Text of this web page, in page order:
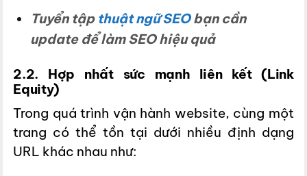
Tuyển tập thuật ngữ SEObạn cần
update để làm SEO hiệu quả
2.2. Hợp nhất sức mạnh liên kết (Link
Equity)
Trong quá trình vận hành website, cùng một
trang có thể tồn tại dưới nhiều định dạng
URL khác nhau như: